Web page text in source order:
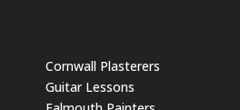
Cornwall Plasterers
Guitar Lessons